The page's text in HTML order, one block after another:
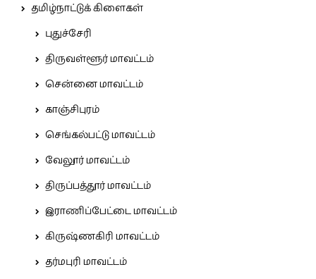
தமிழ்நாட்டுக் கிளைகள்
புதுச்சேரி
திருவள்ளூர் மாவட்டம்
சென்னை மாவட்டம்
காஞ்சிபுரம்
செங்கல்பட்டு மாவட்டம்
வேலூர் மாவட்டம்
திருப்பத்தூர் மாவட்டம்
இராணிப்பேட்டை மாவட்டம்
கிருஷ்ணகிரி மாவட்டம்
தர்மபுரி மாவட்டம்